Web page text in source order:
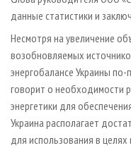
данные статистики и
Несмотря на увеличение
возобновляемых
энергобалансе Украины
говорит о необходимости
энергетики для
Украина располагает
для использования в